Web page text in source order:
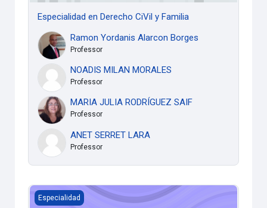
Especialidad en Derecho CiVil y Familia
Ramon Yordanis Alarcon Borges
Professor
NOADIS MILAN MORALES
Professor
MARIA JULIA RODRÍGUEZ SAIF
Professor
ANET SERRET LARA
Professor
Especialidad en Derecho Penal
Especialidad